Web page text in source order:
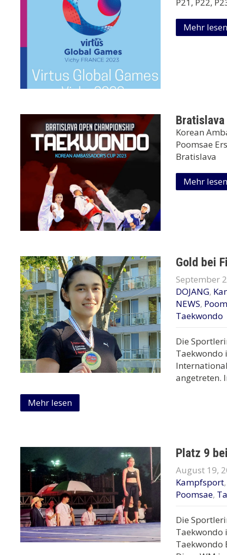
Mehr lesen
Bratislava
Korean
Poomsae
Bratislava
Mehr lesen
Gold bei
September
DOJANG,
NEWS,
Taekwondo
Die
Taekwondo
angetreten.
Mehr lesen
Platz 9
August 19,
Kampfsport
Poomsae,
Die
Taekwondo
Taekwondo